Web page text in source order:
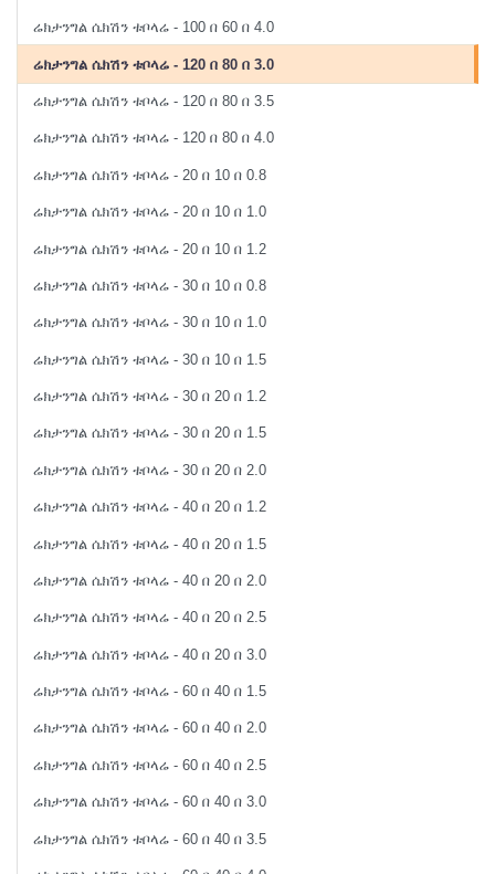
ሬክታንግል ሴክሽን ቱቦላሬ - 100 በ 60 በ 4.0
ሬክታንግል ሴክሽን ቱቦላሬ - 120 በ 80 በ 3.0
ሬክታንግል ሴክሽን ቱቦላሬ - 120 በ 80 በ 3.5
ሬክታንግል ሴክሽን ቱቦላሬ - 120 በ 80 በ 4.0
ሬክታንግል ሴክሽን ቱቦላሬ - 20 በ 10 በ 0.8
ሬክታንግል ሴክሽን ቱቦላሬ - 20 በ 10 በ 1.0
ሬክታንግል ሴክሽን ቱቦላሬ - 20 በ 10 በ 1.2
ሬክታንግል ሴክሽን ቱቦላሬ - 30 በ 10 በ 0.8
ሬክታንግል ሴክሽን ቱቦላሬ - 30 በ 10 በ 1.0
ሬክታንግል ሴክሽን ቱቦላሬ - 30 በ 10 በ 1.5
ሬክታንግል ሴክሽን ቱቦላሬ - 30 በ 20 በ 1.2
ሬክታንግል ሴክሽን ቱቦላሬ - 30 በ 20 በ 1.5
ሬክታንግል ሴክሽን ቱቦላሬ - 30 በ 20 በ 2.0
ሬክታንግል ሴክሽን ቱቦላሬ - 40 በ 20 በ 1.2
ሬክታንግል ሴክሽን ቱቦላሬ - 40 በ 20 በ 1.5
ሬክታንግል ሴክሽን ቱቦላሬ - 40 በ 20 በ 2.0
ሬክታንግል ሴክሽን ቱቦላሬ - 40 በ 20 በ 2.5
ሬክታንግል ሴክሽን ቱቦላሬ - 40 በ 20 በ 3.0
ሬክታንግል ሴክሽን ቱቦላሬ - 60 በ 40 በ 1.5
ሬክታንግል ሴክሽን ቱቦላሬ - 60 በ 40 በ 2.0
ሬክታንግል ሴክሽን ቱቦላሬ - 60 በ 40 በ 2.5
ሬክታንግል ሴክሽን ቱቦላሬ - 60 በ 40 በ 3.0
ሬክታንግል ሴክሽን ቱቦላሬ - 60 በ 40 በ 3.5